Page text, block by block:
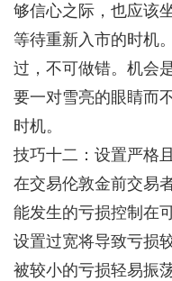
够信心之际，也应该
等待重新入市的时机
过，不可做错。机会
要一对雪亮的眼睛而
时机。
技巧十二：设置严格
在交易伦敦金前交易
能发生的亏损控制在
设置过宽将导致亏损
被较小的亏损轻易振